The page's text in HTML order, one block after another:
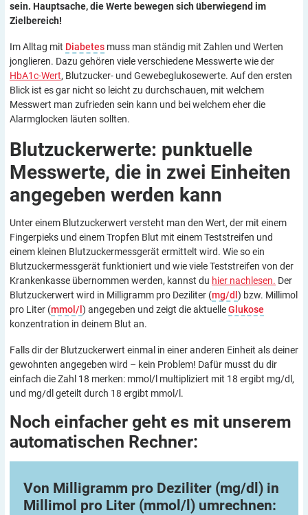
sein. Hauptsache, die Werte bewegen sich überwiegend im
Zielbereich!
Im Alltag mit Diabetes muss man ständig mit Zahlen und Werten
jonglieren. Dazu gehören viele verschiedene Messwerte wie der
HbA1c-Wert, Blutzucker- und Gewebeglukosewerte. Auf den ersten
Blick ist es gar nicht so leicht zu durchschauen, mit welchem
Messwert man zufrieden sein kann und bei welchem eher die
Alarmglocken läuten sollten.
Blutzuckerwerte: punktuelle
Messwerte, die in zwei Einheiten
angegeben werden kann
Unter einem Blutzuckerwert versteht man den Wert, der mit einem
Fingerpieks und einem Tropfen Blut mit einem Teststreifen und
einem kleinen Blutzuckermessgerät ermittelt wird. Wie so ein
Blutzuckermessgerät funktioniert und wie viele Teststreifen von der
Krankenkasse übernommen werden, kannst du hier nachlesen. Der
Blutzuckerwert wird in Milligramm pro Deziliter (mg/dl ) bzw. Millimol
pro Liter (mmol/l ) angegeben und zeigt die aktuelleGlukose
konzentration in deinem Blut an.
Falls dir der Blutzuckerwert einmal in einer anderen Einheit als deiner
gewohnten angegeben wird – kein Problem! Dafür musst du dir
einfach die Zahl 18 merken: mmol/l multipliziert mit 18 ergibt mg/dl,
und mg/dl geteilt durch 18 ergibt mmol/l.
Noch einfacher geht es mit unserem
automatischen Rechner:
Von Milligramm pro Deziliter (mg/dl) in
Millimol pro Liter (mmol/l) umrechnen: